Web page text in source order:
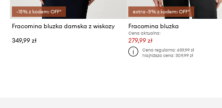
-15% z kodem: OFF*
Fracomina bluzka damska z wiskozy
349,99 zł
extra -5% z kodem: OFF*
Fracomina bluzka
Cena aktualna:
279,99 zł
Cena regularna: 639,99 zł
Najniższa cena: 309,99 zł